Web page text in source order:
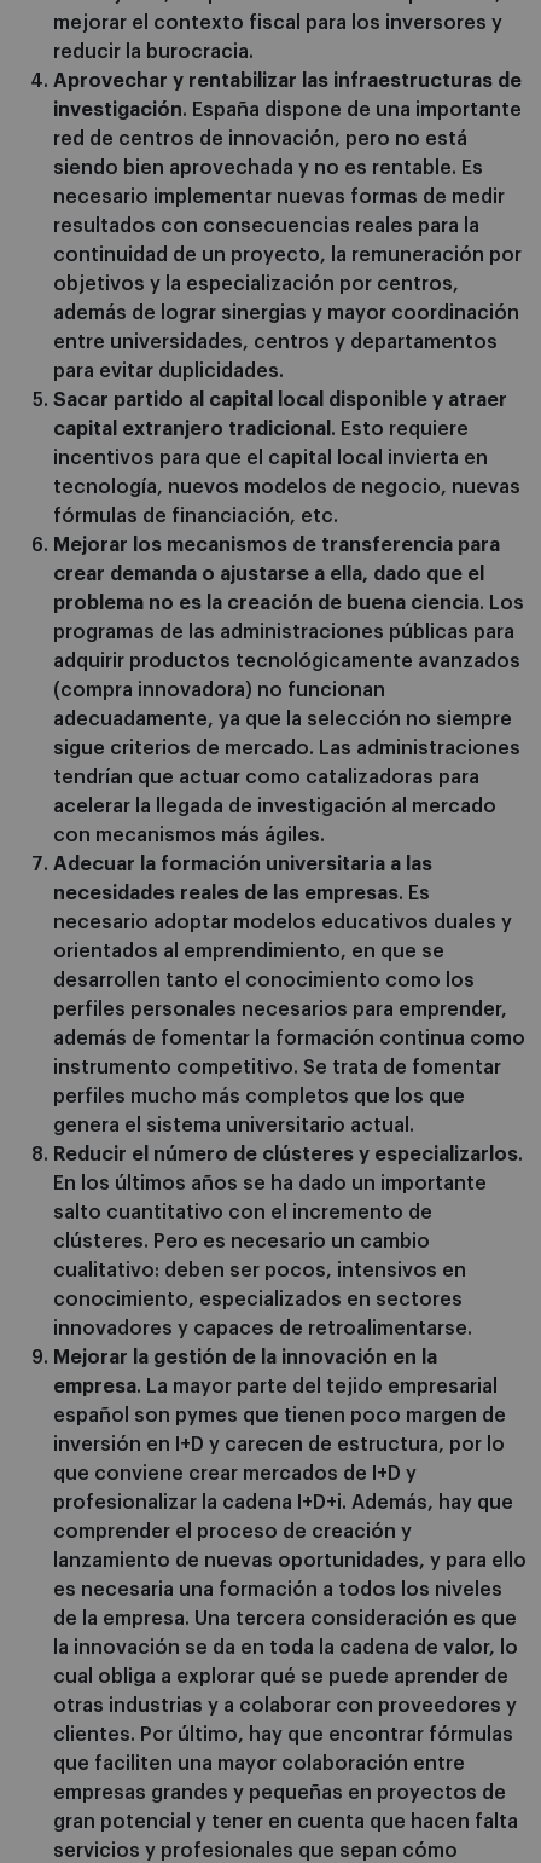
mejorar el contexto fiscal para los inversores y
reducir la burocracia.
Aprovechar y rentabilizar las infraestructuras de
investigación. España dispone de una importante
red de centros de innovación, pero no está
siendo bien aprovechada y no es rentable. Es
necesario implementar nuevas formas de medir
resultados con consecuencias reales para la
continuidad de un proyecto, la remuneración por
objetivos y la especialización por centros,
además de lograr sinergias y mayor coordinación
entre universidades, centros y departamentos
para evitar duplicidades.
Sacar partido al capital local disponible y atraer
capital extranjero tradicional . Esto requiere
incentivos para que el capital local invierta en
tecnología, nuevos modelos de negocio, nuevas
fórmulas de financiación, etc.
Mejorar los mecanismos de transferencia para
crear demanda o ajustarse a ella, dado que el
problema no es la creación de buena ciencia. Los
programas de las administraciones públicas para
adquirir productos tecnológicamente avanzados
(compra innovadora) no funcionan
adecuadamente, ya que la selección no siempre
sigue criterios de mercado. Las administraciones
tendrían que actuar como catalizadoras para
acelerar la llegada de investigación al mercado
con mecanismos más ágiles.
Adecuar la formación universitaria a las
necesidades reales de las empresas. Es
necesario adoptar modelos educativos duales y
orientados al emprendimiento, en que se
desarrollen tanto el conocimiento como los
perfiles personales necesarios para emprender,
además de fomentar la formación continua como
instrumento competitivo. Se trata de fomentar
perfiles mucho más completos que los que
genera el sistema universitario actual.
Reducir el número de clústeres y especializarlos.
En los últimos años se ha dado un importante
salto cuantitativo con el incremento de
clústeres. Pero es necesario un cambio
cualitativo: deben ser pocos, intensivos en
conocimiento, especializados en sectores
innovadores y capaces de retroalimentarse.
Mejorar la gestión de la innovación en la
empresa. La mayor parte del tejido empresarial
español son pymes que tienen poco margen de
inversión en I+D y carecen de estructura, por lo
que conviene crear mercados de I+D y
profesionalizar la cadena I+D+i. Además, hay que
comprender el proceso de creación y
lanzamiento de nuevas oportunidades, y para ello
es necesaria una formación a todos los niveles
de la empresa. Una tercera consideración es que
la innovación se da en toda la cadena de valor, lo
cual obliga a explorar qué se puede aprender de
otras industrias y a colaborar con proveedores y
clientes. Por último, hay que encontrar fórmulas
que faciliten una mayor colaboración entre
empresas grandes y pequeñas en proyectos de
gran potencial y tener en cuenta que hacen falta
servicios y profesionales que sepan cómo